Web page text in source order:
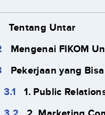
Tentang Untar
Mengenai FIKOM
Pekerjaan yang
1. Public